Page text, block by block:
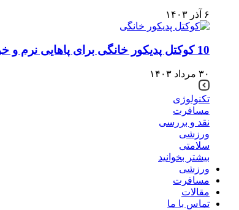
۶ آذر ۱۴۰۳
10 کوکتل پدیکور خانگی برای پاهایی نرم و خوشبو
۳۰ مرداد ۱۴۰۳
تکنولوژی
مسافرت
نقد و بررسی
ورزشی
سلامتی
بیشتر بخوانید
ورزشی
مسافرت
مقالات
تماس با ما